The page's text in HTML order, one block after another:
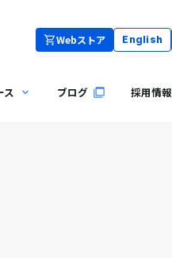
Webストア English
ス ブログ 採用情報